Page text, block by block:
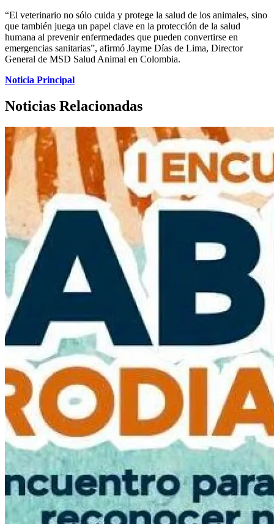
“El veterinario no sólo cuida y protege la salud de los animales, sino
que también juega un papel clave en la protección de la salud
humana al prevenir enfermedades que pueden convertirse en
emergencias sanitarias”, afirmó Jayme Días de Lima, Director
General de MSD Salud Animal en Colombia.
Noticia Principal
Noticias Relacionadas